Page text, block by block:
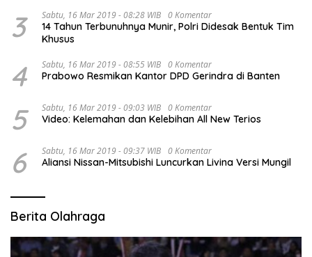
3 Sabtu, 16 Mar 2019 - 08:28 WIB 0 Komentar
14 Tahun Terbunuhnya Munir, Polri Didesak Bentuk Tim
Khusus
4 Sabtu, 16 Mar 2019 - 08:55 WIB 0 Komentar
Prabowo Resmikan Kantor DPD Gerindra di Banten
5 Sabtu, 16 Mar 2019 - 09:03 WIB 0 Komentar
Video: Kelemahan dan Kelebihan All New Terios
6 Sabtu, 16 Mar 2019 - 09:37 WIB 0 Komentar
Aliansi Nissan-Mitsubishi Luncurkan Livina Versi Mungil
Berita Olahraga